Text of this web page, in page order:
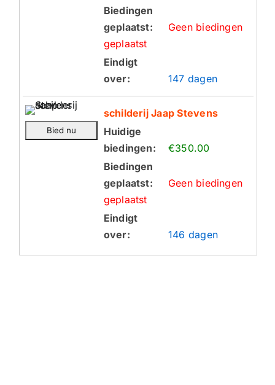
Biedingen
geplaatst:
Geen biedingen
geplaatst
Eindigt
over:
147 dagen
schilderij Jaap Stevens
Huidige
biedingen:
€350.00
Biedingen
geplaatst:
Geen biedingen
geplaatst
Eindigt
over:
146 dagen